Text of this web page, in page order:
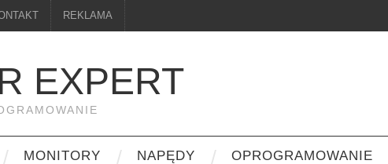
REKLAMA
EXPERT
MONITORY NAPĘDY OPROGRAMOWANIE